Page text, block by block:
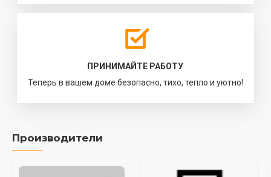
ПРИНИМАЙТЕ РАБОТУ
Теперь в вашем доме безопасно, тихо, тепло и уютно!
Производители